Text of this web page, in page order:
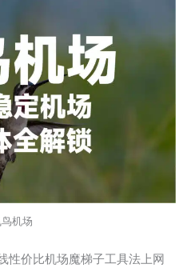
机场
性价比机场魔梯子工具法上网